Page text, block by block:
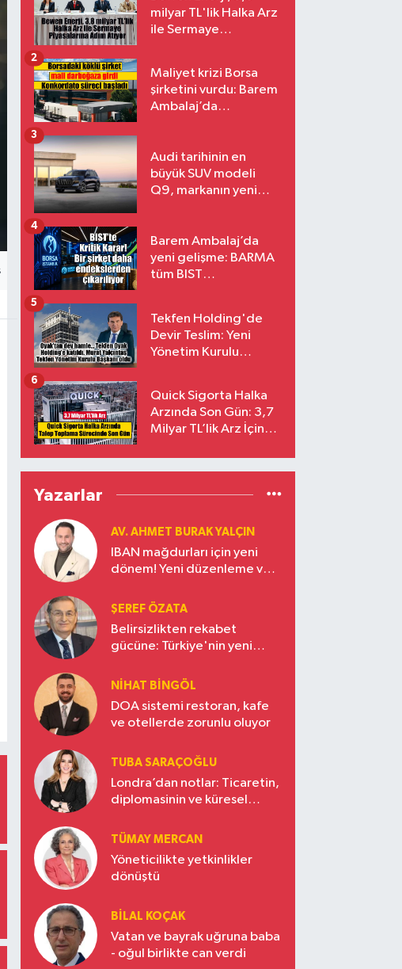
milyar TL'lik Halka Arz
ile Sermaye
Maliyet krizi Borsa
şirketini vurdu: Barem
Ambalaj’da
2
Audi tarihinin en
büyük SUV modeli
Q9, markanın yeni
3
Barem Ambalaj’da
yeni gelişme: BARMA
tüm BIST
4
Tekfen Holding'de
Devir Teslim: Yeni
Yönetim Kurulu
5
Quick Sigorta Halka
Arzında Son Gün: 3,7
Milyar TL’lik Arz İçin
Eriyor
6
Yazarlar
AV. AHMET BURAK YALÇIN
IBAN mağdurları için yeni
dönem! Yeni düzenleme ve
ŞEREF ÖZATA
Belirsizlikten rekabet
gücüne: Türkiye'nin yeni
NIHAT BINGÖL
DOA sistemi restoran, kafe
ve otellerde zorunlu oluyor
TUBA SARAÇOĞLU
Londra’dan notlar: Ticaretin,
diplomasinin ve küresel
Türkiye’nin yükselen gücü
TÜMAY MERCAN
Yöneticilikte yetkinlikler
dönüştü
BILAL KOÇAK
Vatan ve bayrak uğruna baba
- oğul birlikte can verdi